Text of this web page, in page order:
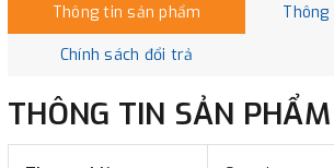
Thông tin sản phẩm
Chính sách đổi trả
THÔNG TIN SẢN